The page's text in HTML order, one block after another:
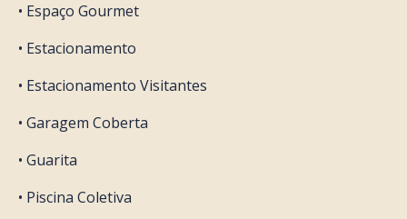
• Espaço Gourmet
• Estacionamento
• Estacionamento Visitantes
• Garagem Coberta
• Guarita
• Piscina Coletiva